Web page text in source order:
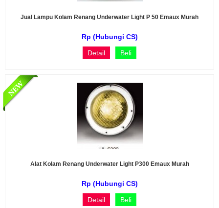
Jual Lampu Kolam Renang Underwater Light P 50 Emaux Murah
Rp (Hubungi CS)
Detail Beli
Alat Kolam Renang Underwater Light P300 Emaux Murah
Rp (Hubungi CS)
Detail Beli